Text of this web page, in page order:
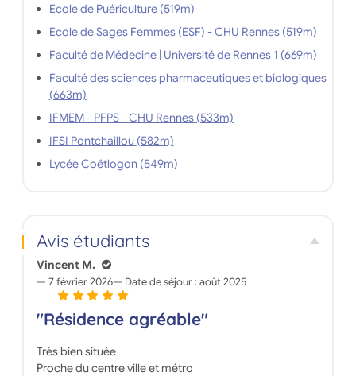
Ecole de Puériculture (519m)
Ecole de Sages Femmes (ESF) - CHU Rennes (519m)
Faculté de Médecine | Université de Rennes 1 (669m)
Faculté des sciences pharmaceutiques et biologiques
(663m)
IFMEM - PFPS - CHU Rennes (533m)
IFSI Pontchaillou (582m)
Lycée Coëtlogon (549m)
Avis étudiants
Vincent M.
7 février 2026 Date de séjour :août 2025
"Résidence agréable"
Très bien située
Proche du centre ville et métro